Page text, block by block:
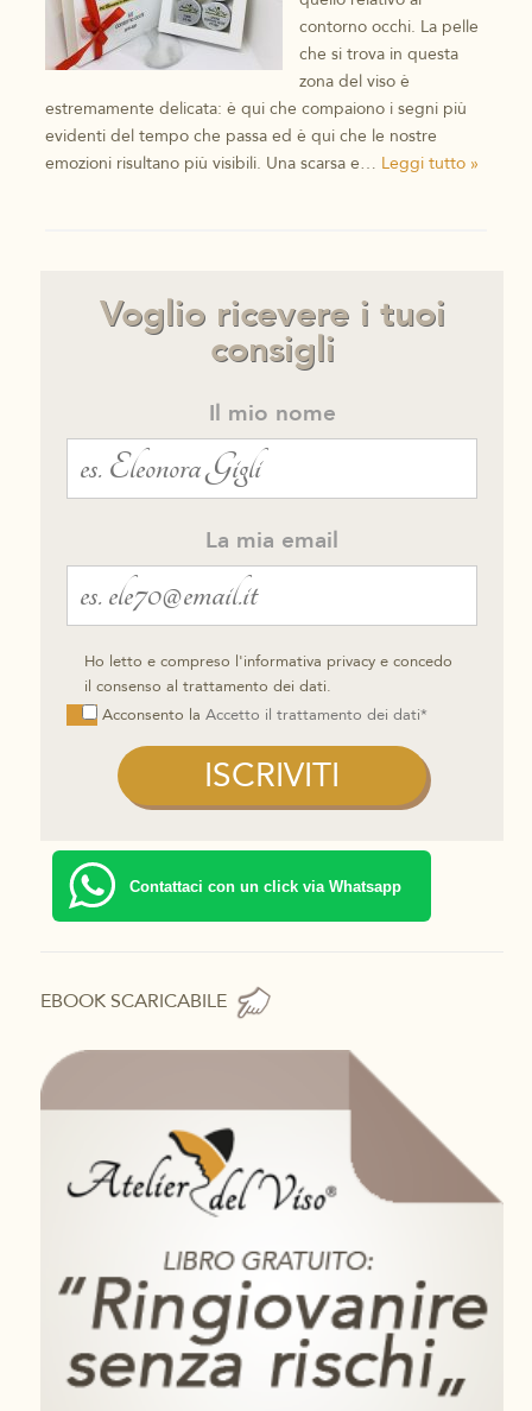
contorno occhi. La pelle
che si trova in questa
zona del viso è
estremamente delicata: è qui che compaiono i segni più
evidenti del tempo che passa ed è qui che le nostre
emozioni risultano più visibili. Una scarsa e… Leggi tutto »
Voglio ricevere i tuoi
consigli
Il mio nome
La mia email
Ho letto e compreso l'informativa privacy e concedo
il consenso al trattamento dei dati.
Acconsento la Accetto il trattamento dei dati*
Contattaci con un click via Whatsapp
EBOOK SCARICABILE